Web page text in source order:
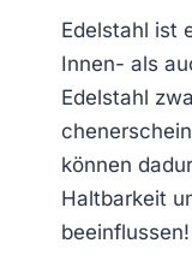
Edelstahl ist
Innen- als
Edelstahl
können
Haltbarkeit
beeinflussen!